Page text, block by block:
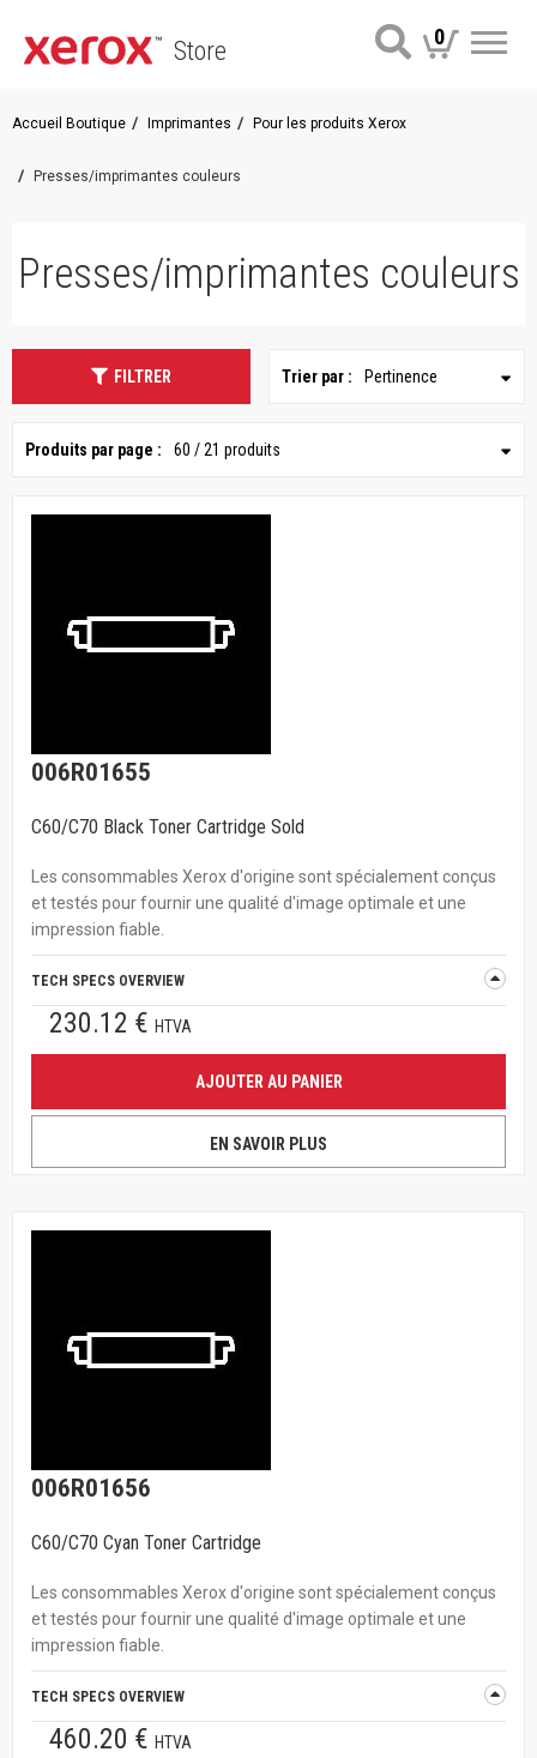
Store 0
Accueil Boutique Imprimantes Pour les produits Xerox
Presses/imprimantes couleurs
Presses/imprimantes couleurs
FILTRER Trier par : Pertinence
Produits par page : 60 / 21 produits
006R01655
C60/C70 Black Toner Cartridge Sold
Les consommables Xerox d'origine sont spécialement conçus
et testés pour fournir une qualité d'image optimale et une
impression fiable.
TECH SPECS OVERVIEW
230.12 € HTVA
AJOUTER AU PANIER
EN SAVOIR PLUS
006R01656
C60/C70 Cyan Toner Cartridge
Les consommables Xerox d'origine sont spécialement conçus
et testés pour fournir une qualité d'image optimale et une
impression fiable.
TECH SPECS OVERVIEW
460.20 € HTVA